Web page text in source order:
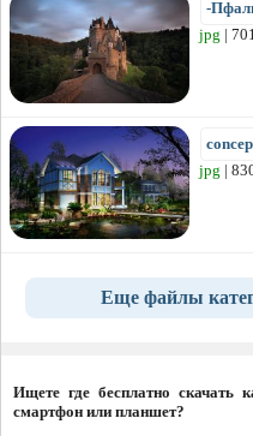
-
jpg |
jpg |
Еще файлы
Ищете где бесплатно скачать
смартфон или планшет?